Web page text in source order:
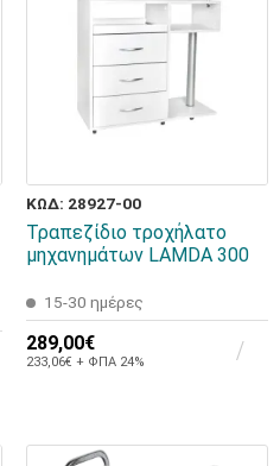
ΚΩΔ: 28927-00
Τραπεζίδιο τροχήλατο
μηχανημάτων LAMDA 300
15-30 ημέρες
289,00€
233,06€ + ΦΠΑ 24%